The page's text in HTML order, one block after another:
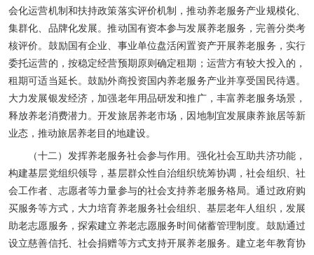
会化运营机制和扶持政策落实评价机制，推动养老服务产业规模化、
集群化、品牌化发展。推动国有资本参与发展养老服务，完善分类考
核评价。鼓励国有企业、事业单位盘活闲置资产开展养老服务，实行
委托运营的，按稳定经营预期原则确定租期；运营方有较大投入的，
租期可适当延长。鼓励外商投资国内养老服务产业并享受国民待遇。
大力发展银发经济，加强老年用品研发和推广，丰富养老服务场景，
释放养老消费潜力。开发旅居养老市场，因地制宜发展康养旅居等新
业态，推动旅居养老目的地建设。
（十二）发挥养老服务社会参与作用。强化社会互助共济功能，
构建基层党组织领导，基层群众性自治组织统筹协调，社会组织、社
会工作者、志愿者等力量参与的社会支持养老服务格局。通过政府购
买服务等方式，大力培育养老服务社会组织、基层老年人组织，发展
助老志愿服务，探索建立养老志愿服务时间储蓄管理制度。鼓励通过
设立慈善信托、社会捐赠等方式支持开展养老服务。建立老年教育协